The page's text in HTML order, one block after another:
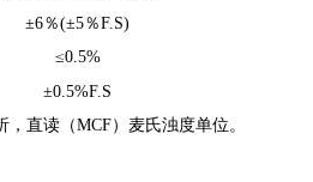
±6％(±5％F.S)
≤0.5%
±0.5%F.S
，直读（MCF）麦氏浊度单位。